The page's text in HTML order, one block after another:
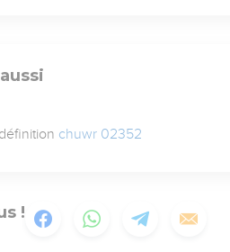
chuwr 02352
!